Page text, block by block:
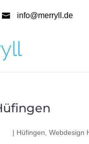
info@merryll.de
| Hüfingen ,Webdesign